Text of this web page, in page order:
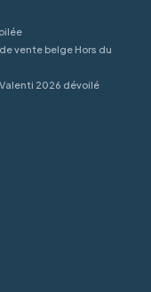
vente belge Hors du
2026 dévoilé